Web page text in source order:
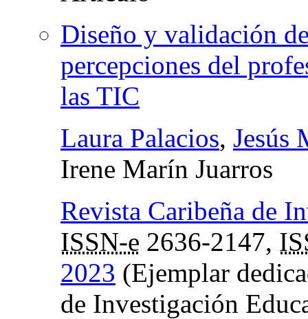
Diseño y validación
percepciones del
las TIC
Laura Palacios, Jesús
Irene Marín Juarros
Revista Caribeña de
ISSN-e 2636-2147,
2023 (Ejemplar
de Investigación